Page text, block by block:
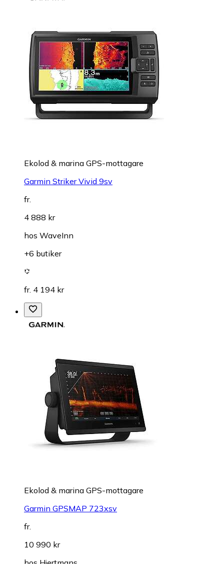
Ekolod & marina GPS-mottagare
Garmin Striker Vivid 9sv
fr.
4 888 kr
hos WaveInn
+6 butiker
fr. 4 194 kr
Ekolod & marina GPS-mottagare
Garmin GPSMAP 723xsv
fr.
10 990 kr